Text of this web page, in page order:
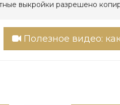
выкройки разрешено
Полезное видео: